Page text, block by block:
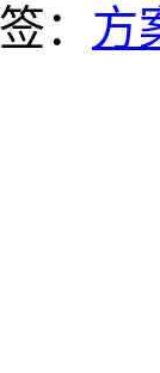
： 方